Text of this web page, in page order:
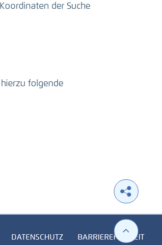
der Suche
folgende
DATENSCHUTZ BARRIEREFREIHEIT